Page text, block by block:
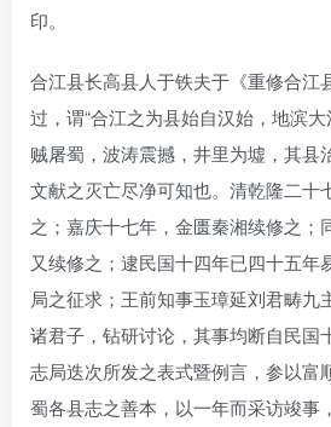
印。
合江县长高县人于铁夫于《重修合江
过，谓“合江之为县始自汉始，地滨
贼屠蜀，波涛震撼，井里为墟，其县
文献之灭亡尽净可知也。清乾隆二十
之；嘉庆十七年，金匮秦湘续修之；
又续修之；逮民国十四年已四十五年
局之征求；王前知事玉璋延刘君畴九
诸君子，钻研讨论，其事均断自民国
志局迭次所发之表式暨例言，参以富
蜀各县志之善本，以一年而采访竣事